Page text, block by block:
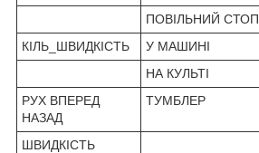
ПОВІЛЬНИЙ СТОП
КІЛЬ_ШВИДКІСТЬ
У МАШИНІ
НА КУЛЬТІ
РУХ ВПЕРЕД
НАЗАД
ТУМБЛЕР
ШВИДКІСТЬ